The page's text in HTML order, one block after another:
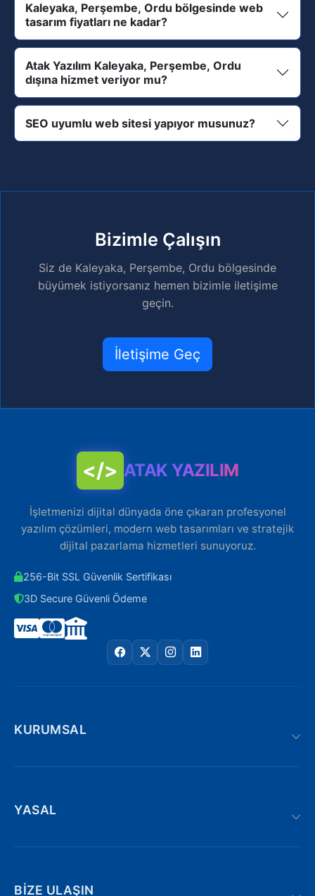
Kaleyaka, Perşembe, Ordu bölgesinde web
tasarım fiyatları ne kadar?
Atak Yazılım Kaleyaka, Perşembe, Ordu
dışına hizmet veriyor mu?
SEO uyumlu web sitesi yapıyor musunuz?
Bizimle Çalışın
Siz de Kaleyaka, Perşembe, Ordu bölgesinde
büyümek istiyorsanız hemen bizimle iletişime
geçin.
İletişime Geç
</> ATAK YAZILIM
İşletmenizi dijital dünyada öne çıkaran profesyonel
yazılım çözümleri, modern web tasarımları ve stratejik
dijital pazarlama hizmetleri sunuyoruz.
256-Bit SSL Güvenlik Sertifikası
3D Secure Güvenli Ödeme
KURUMSAL
YASAL
BIZE ULAŞIN